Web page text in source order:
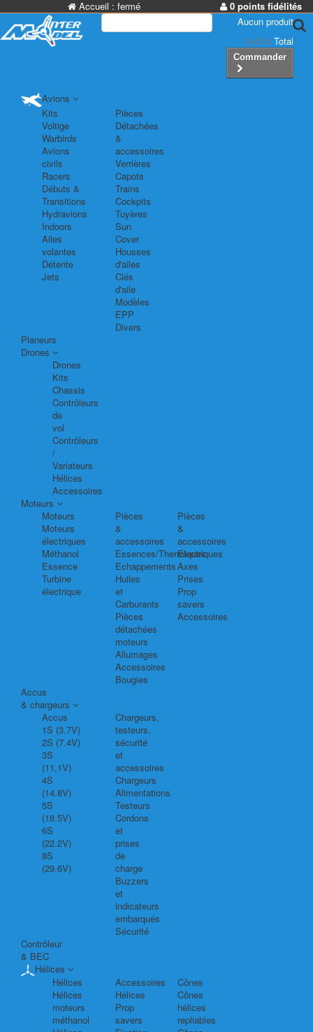
Accueil : fermé
0 points fidélités
Aucun produit
0,00 € Total
Commander
Avions
Kits
Voltige
Warbirds
Avions
civils
Racers
Débuts &
Transitions
Hydravions
Indoors
Ailes
volantes
Détente
Jets
Pièces
Détachées
&
accessoires
Verrières
Capots
Trains
Cockpits
Tuyères
Sun
Cover
Housses
d'ailes
Clés
d'aile
Modèles
EPP
Divers
Planeurs
Drones
Drones
Kits
Chassis
Contrôleurs
de
vol
Contrôleurs
/
Variateurs
Hélices
Accessoires
Moteurs
Moteurs
Moteurs
électriques
Méthanol
Essence
Turbine
électrique
Pièces
&
accessoires
Essences/Thermiques
Echappements
Huiles
et
Carburants
Pièces
détachées
moteurs
Allumages
Accessoires
Bougies
Pièces
&
accessoires
Electriques
Axes
Prises
Prop
savers
Accessoires
Accus
& chargeurs
Accus
1S (3.7V)
2S (7.4V)
3S
(11,1V)
4S
(14.8V)
5S
(18.5V)
6S
(22.2V)
8S
(29.6V)
Chargeurs,
testeurs,
sécurité
et
accessoires
Chargeurs
Alimentations
Testeurs
Cordons
et
prises
de
charge
Buzzers
et
indicateurs
embarqués
Sécurité
Contrôleur
& BEC
Hélices
Hélices
Hélices
moteurs
méthanol
Accessoires
Hélices
Prop
savers
Cônes
Cônes
hélices
repliables